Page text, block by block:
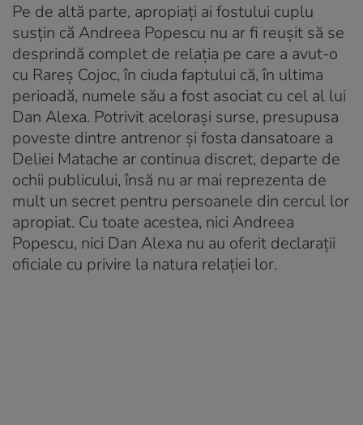
Pe de altă parte, apropiați ai fostului cuplu
susțin că Andreea Popescu nu ar fi reușit să se
desprindă complet de relația pe care a avut-o
cu Rareș Cojoc, în ciuda faptului că, în ultima
perioadă, numele său a fost asociat cu cel al lui
Dan Alexa. Potrivit acelorași surse, presupusa
poveste dintre antrenor și fosta dansatoare a
Deliei Matache ar continua discret, departe de
ochii publicului, însă nu ar mai reprezenta de
mult un secret pentru persoanele din cercul lor
apropiat. Cu toate acestea, nici Andreea
Popescu, nici Dan Alexa nu au oferit declarații
oficiale cu privire la natura relației lor.